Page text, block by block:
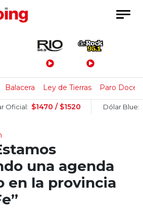
Balacera Ley de Tierras Paro
$1470 / $1520 Dólar Blue:
una agenda
en la provincia